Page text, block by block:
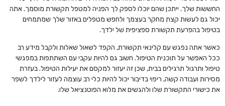
החששות שלך. ייתכן שהם יוכלו לספק לך הפניה למטפל תקשורת מוסמך. אתה
יכול גם לעשות קצת מחקר בעצמך ולחפש מטפלים באזור שלך שמתמחים
בטיפול בהפרעת תקשורת ספציפית של ילדך.
כאשר אתה נפגש עם קלינאי תקשורת, הקפד לשאול שאלות ולקבל מידע רב
ככל האפשר על תוכנית הטיפול. חשוב גם להיות עקבי עם השתתפות במפגשי
טיפול ותרגול תרגילים בבית, שכן זה יעזור למקסם את יעילות הטיפול. בעזרת
מסירות ועבודה קשה, ריפוי בדיבור יכול להיות כלי רב עוצמה לעזור לילדך לשפר
את כישורי התקשורת שלו ולהגשים את מלוא הפוטנציאל שלו.